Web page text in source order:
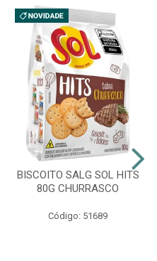
BISCOITO SALG SOL HITS
80G CHURRASCO
Código: 51689